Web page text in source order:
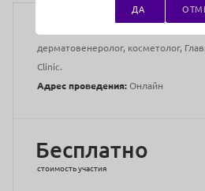
Медицинское образование:
Не
дерматовенеролог, косметолог,
Clinic.
Адрес проведения: Онлайн
Бесплатно
стоимость участия
ДА